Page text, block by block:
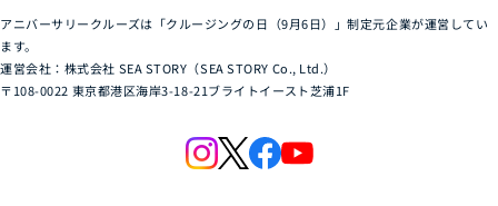
アニバーサリークルーズは「クルージングの日（9月6日）」制定元企業が運営してい
ます。
運営会社：株式会社 SEA STORY（SEA STORY Co., Ltd.）
〒108-0022 東京都港区海岸3-18-21ブライトイースト芝浦1F